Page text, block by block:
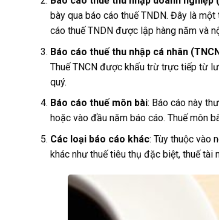
bày qua báo cáo thuế TNDN. Đây là
cáo thuế TNDN được lập hàng năm và
Báo cáo thuế thu nhập cá nhân
Thuế TNCN được khấu trừ trực tiếp từ
quý.
Báo cáo thuế môn bài: Báo cáo này
hoặc vào đầu năm báo cáo. Thuế môn
Các loại báo cáo khác: Tùy thuộc vào
khác như thuế tiêu thụ đặc biệt, thuế tài